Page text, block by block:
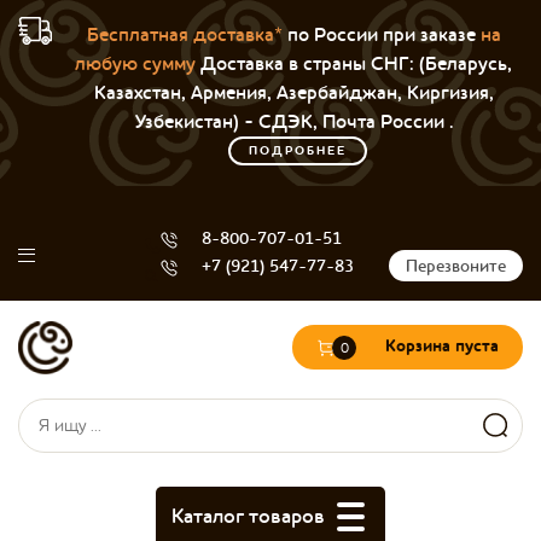
Бесплатная доставка*по России при заказе на
любую суммуДоставка в страны СНГ: (Беларусь,
Казахстан, Армения, Азербайджан, Киргизия,
Узбекистан) - СДЭК, Почта России .
ПОДРОБНЕЕ
8-800-707-01-51
+7 (921) 547-77-83
Перезвоните
Форма поиска
Поиск
0 Корзина пуста
Каталог товаров